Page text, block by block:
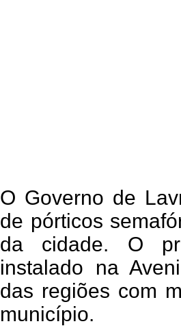
O Governo de
de pórticos
da cidade. O
instalado na
das regiões com
município.